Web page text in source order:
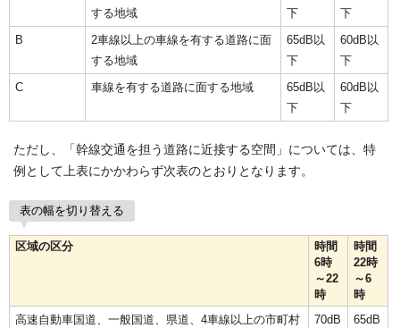
する地域
下
下
B
2車線以上の車線を有する道路に面
する地域
65dB以
下
60dB以
下
C
車線を有する道路に面する地域
65dB以
下
60dB以
下
ただし、「幹線交通を担う道路に近接する空間」については、特
例として上表にかかわらず次表のとおりとなります。
表の幅を切り替える
区域の区分
時間
6時
～22
時
時間
22時
～6
時
高速自動車国道、一般国道、県道、4車線以上の市町村
70dB
65dB